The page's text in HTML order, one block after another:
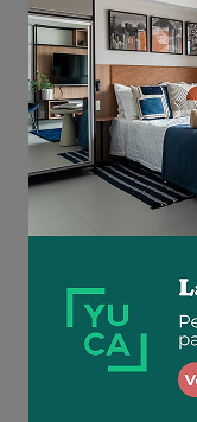
Aluguel R$ 1.777
Total R$ 2.843
Similar a sua busca
Em breve